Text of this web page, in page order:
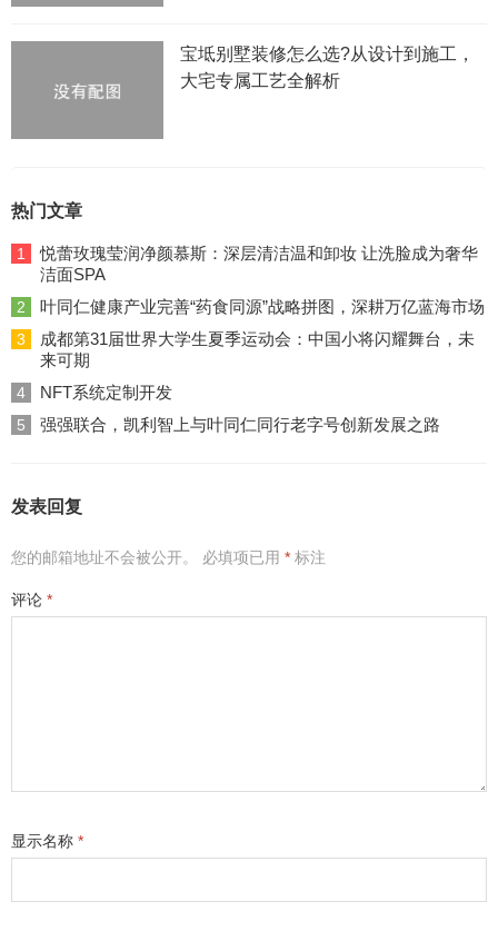
宝坻别墅装修怎么选?从设计到施工，
大宅专属工艺全解析
热门文章
1
悦蕾玫瑰莹润净颜慕斯：深层清洁温和卸妆 让洗脸成为奢华
洁面SPA
2 叶同仁健康产业完善“药食同源”战略拼图，深耕万亿蓝海市场
3
成都第31届世界大学生夏季运动会：中国小将闪耀舞台，未
来可期
4 NFT系统定制开发
5 强强联合，凯利智上与叶同仁同行老字号创新发展之路
发表回复
您的邮箱地址不会被公开。 必填项已用 * 标注
评论 *
显示名称 *